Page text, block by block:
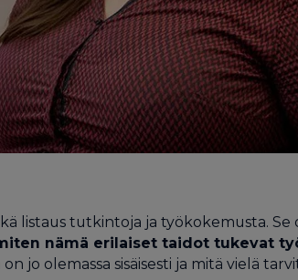
listaus tutkintoja ja työkokemusta. Se
nämä erilaiset taidot tukevat
jo olemassa sisäisesti ja mitä vielä